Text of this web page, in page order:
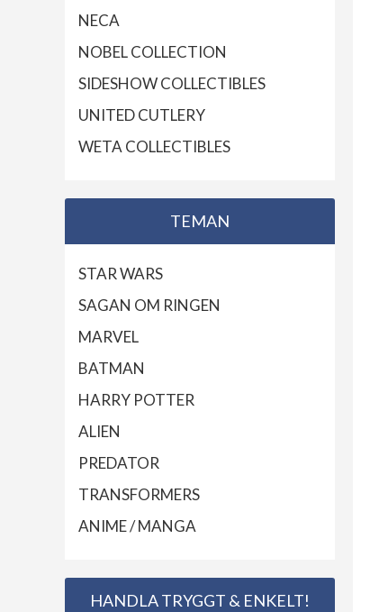
NECA
NOBEL COLLECTION
SIDESHOW COLLECTIBLES
UNITED CUTLERY
WETA COLLECTIBLES
TEMAN
STAR WARS
SAGAN OM RINGEN
MARVEL
BATMAN
HARRY POTTER
ALIEN
PREDATOR
TRANSFORMERS
ANIME / MANGA
HANDLA TRYGGT & ENKELT!